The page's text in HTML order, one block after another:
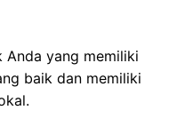
Anda yang memiliki
baik dan memiliki